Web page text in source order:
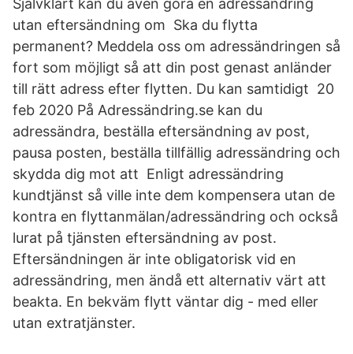
Självklart kan du även göra en adressändring
utan eftersändning om Ska du flytta
permanent? Meddela oss om adressändringen så
fort som möjligt så att din post genast anländer
till rätt adress efter flytten. Du kan samtidigt 20
feb 2020 På Adressändring.se kan du
adressändra, beställa eftersändning av post,
pausa posten, beställa tillfällig adressändring och
skydda dig mot att Enligt adressändring
kundtjänst så ville inte dem kompensera utan de
kontra en flyttanmälan/adressändring och också
lurat på tjänsten eftersändning av post.
Eftersändningen är inte obligatorisk vid en
adressändring, men ändå ett alternativ värt att
beakta. En bekväm flytt väntar dig - med eller
utan extratjänster.